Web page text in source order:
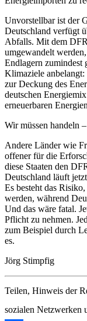
Unvorstellbar ist der
Deutschland verfügt
Abfalls. Mit dem
umgewandelt
Endlagern zumindest
Klimaziele
zur Deckung des
deutschen
erneuerbaren
Wir müssen handeln
Andere Länder wie
offener für die
diese Staaten den
Deutschland läuft
Es besteht das
werden, während
Und das wäre fatal.
Pflicht zu nehmen.
zum Beispiel durch
es.
Jörg Stimpfig
Teilen, Hinweis der
sozialen Netzwerken